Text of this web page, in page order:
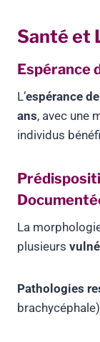
Santé et
Espérance
L’espérance
ans, avec une
individus
La
plusieurs
Pathologies